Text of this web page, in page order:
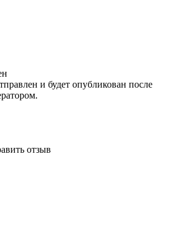
и будет опубликован после
отзыв